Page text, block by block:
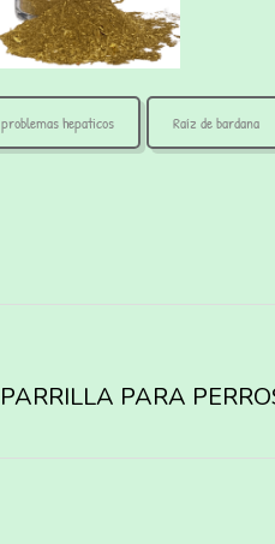
problemas hepaticos Raíz de bardana